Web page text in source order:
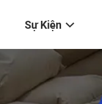
Sự Kiện